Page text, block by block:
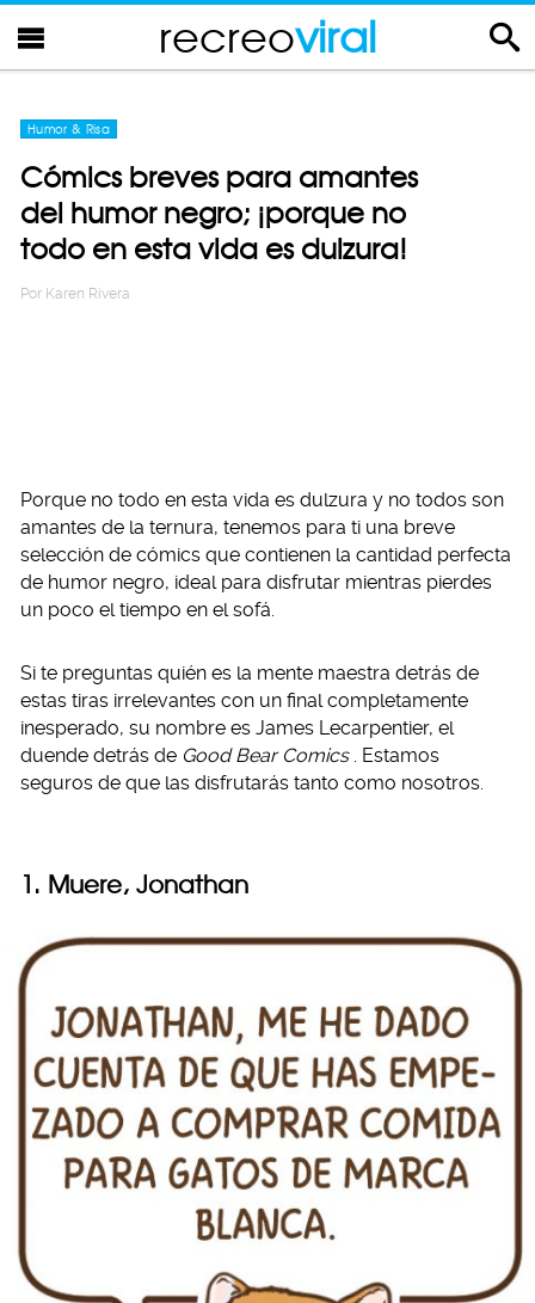
recreoviral
Humor & Risa
Cómics breves para amantes
del humor negro; ¡porque no
todo en esta vida es dulzura!
Por Karen Rivera
Porque no todo en esta vida es dulzura y no todos son
amantes de la ternura, tenemos para ti una breve
selección de cómics que contienen la cantidad perfecta
de humor negro, ideal para disfrutar mientras pierdes
un poco el tiempo en el sofá.
Si te preguntas quién es la mente maestra detrás de
estas tiras irrelevantes con un final completamente
inesperado, su nombre es James Lecarpentier, el
duende detrás de Good Bear Comics . Estamos
seguros de que las disfrutarás tanto como nosotros.
1. Muere, Jonathan